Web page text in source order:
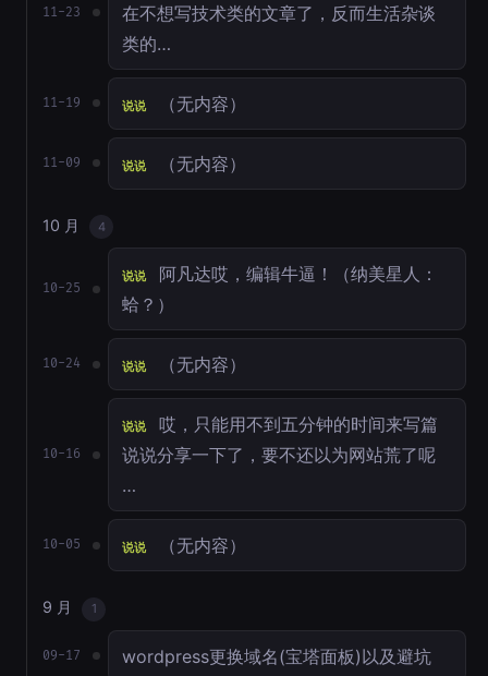
11-23
在不想写技术类的文章了，反而生活杂谈
类的…
11-19 说说 （无内容）
11-09 说说 （无内容）
10 月 4
10-25
说说
阿凡达哎，编辑牛逼！（纳美星人：
蛤？）
10-24 说说 （无内容）
10-16
说说
哎，只能用不到五分钟的时间来写篇
说说分享一下了，要不还以为网站荒了呢
…
10-05 说说 （无内容）
9 月 1
09-17 wordpress更换域名(宝塔面板)以及避坑